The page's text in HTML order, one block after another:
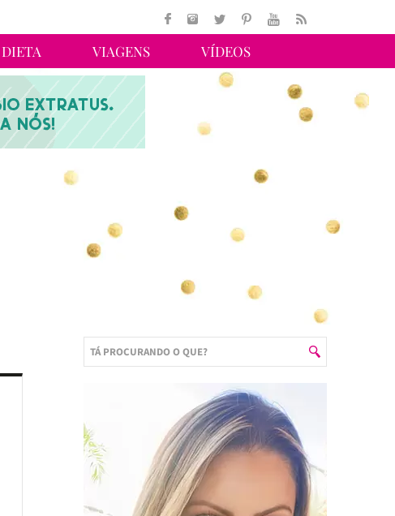
DIETA VIAGENS VÍDEOS